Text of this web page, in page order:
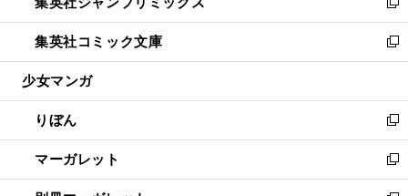
開
く
ド
ウ
で
開
ィ
ン
ド
ウ
開
く
い
ウ
ィ
ン
ウ
で
開
く
新
し
い
ウ
ン
ド
ウ
で
開
集英社コミック文庫
新
し
ウ
ィ
ン
ド
ウ
少女マンガ
りぼん
新
し
い
ウ
マーガレット
新
し